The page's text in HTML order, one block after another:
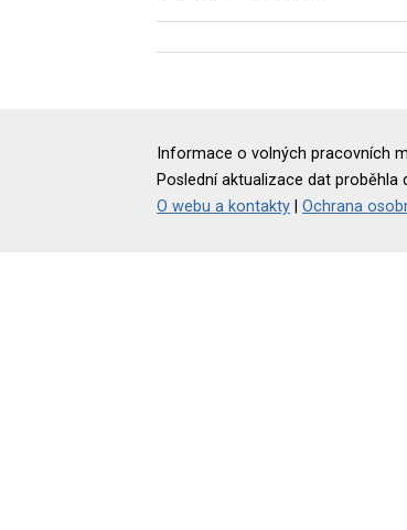
Informace o volných pracovních
Poslední aktualizace dat proběhla
O webu a kontakty
Ochrana